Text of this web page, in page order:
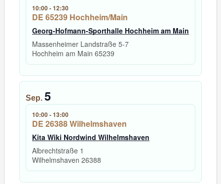
10:00-12:30
DE 65239 Hochheim/Main
Georg-Hofmann-Sporthalle Hochheim am Main
Massenheimer Landstraße 5-7
Hochheim am Main 65239
Sep. 5
10:00-13:00
DE 26388 Wilhelmshaven
Kita Wiki Nordwind Wilhelmshaven
Albrechtstraße 1
Wilhelmshaven 26388